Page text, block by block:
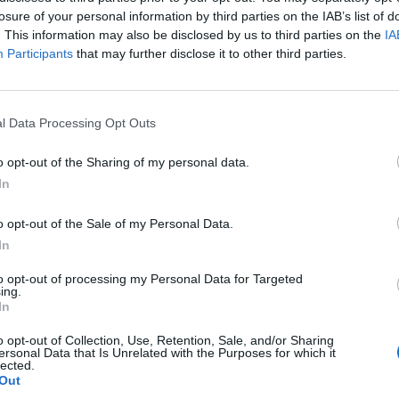
of your personal information by third parties on the IAB’s list of
This information may also be disclosed by us to third parties on the
Participants that may further disclose it to other third parties.
Data Processing Opt Outs
opt-out of the Sharing of my personal data.
opt-out of the Sale of my Personal Data.
opt-out of processing my Personal Data for Targeted
opt-out of Collection, Use, Retention, Sale, and/or Sharing
Data that Is Unrelated with the Purposes for which it
sillä maanantaina ilmoitettiin, että Detroit
ja nyt käynnistyvä turnaus on hänelle uran
Latvian kisoista vuodelta 2021.
että saamme hänet mukaan kisoihin, GM Jere
Mainos: